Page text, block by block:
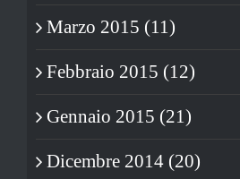
Marzo 2015 (11)
Febbraio 2015 (12)
Gennaio 2015 (21)
Dicembre 2014 (20)